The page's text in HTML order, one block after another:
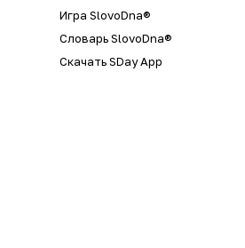
Игра SlovoDna®
Словарь SlovoDna®
Скачать SDay App